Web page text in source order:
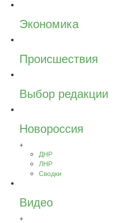
Экономика
Происшествия
Выбор редакции
Новороссия
+
ДНР
ЛНР
Сводки
Видео
+